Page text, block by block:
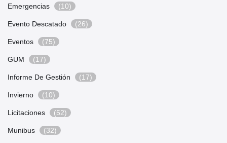
Emergencias (10)
Evento Descatado (26)
Eventos (75)
GUM (17)
Informe De Gestión (17)
Invierno (10)
Licitaciones (52)
Munibus (32)